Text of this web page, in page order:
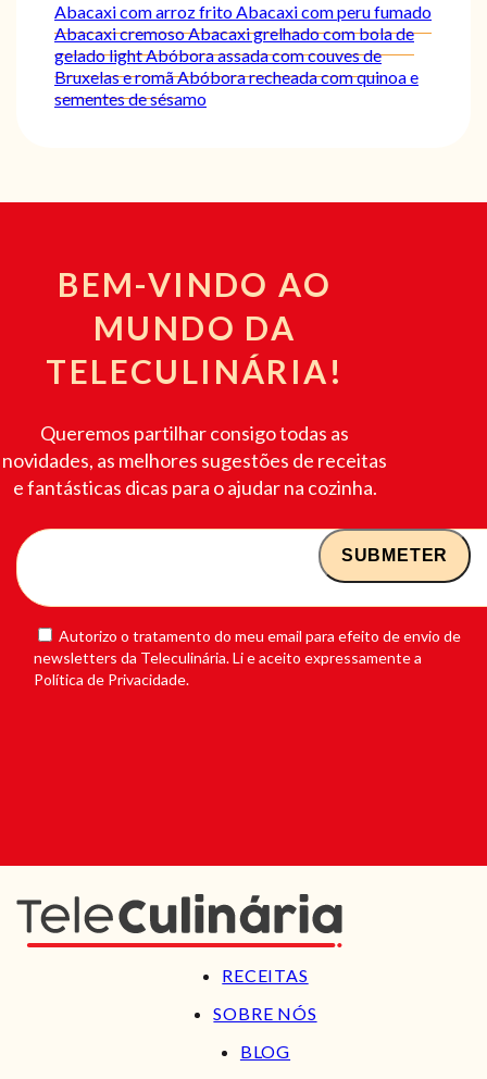
Abacaxi com arroz fritoAbacaxi com peru fumado
Abacaxi cremosoAbacaxi grelhado com bola de
gelado lightAbóbora assada com couves de
Bruxelas e romãAbóbora recheada com quinoa e
sementes de sésamo
BEM-VINDO AO
MUNDO DA
TELECULINÁRIA!
Queremos partilhar consigo todas as
novidades, as melhores sugestões de receitas
e fantásticas dicas para o ajudar na cozinha.
Autorizo o tratamento do meu email para efeito de envio de
newsletters da Teleculinária. Li e aceito expressamente a
Política de Privacidade.
RECEITAS
SOBRE NÓS
BLOG